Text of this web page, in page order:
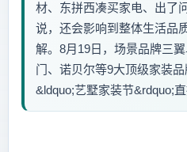
材、东拼西凑买家电、出了
说，还会影响到整体生活品
解。8月19日，场景品牌三
门、诺贝尔等9大顶级家装
&ldquo;艺墅家装节&rdquo;